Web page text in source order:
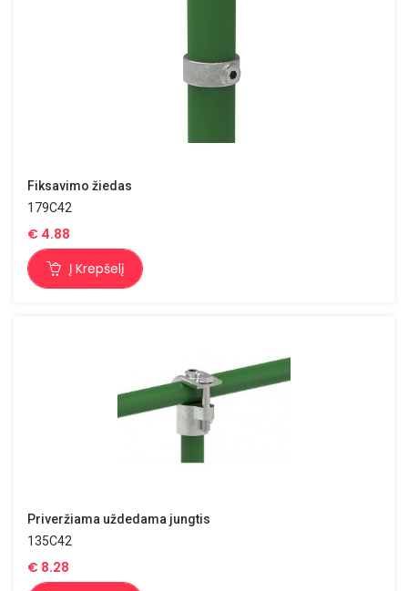
Fiksavimo žiedas
179C42
€ 4.88
Į Krepšelį
Priveržiama uždedama jungtis
135C42
€ 8.28